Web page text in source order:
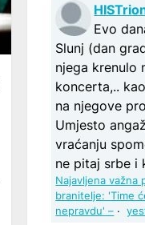
Evo
Slunj (dan
njega krenulo
koncerta,..
na njegove
Umjesto
vraćanju
ne pitaj srbe i
Najavljena važna
branitelje: 'Time
nepravdu' – ·